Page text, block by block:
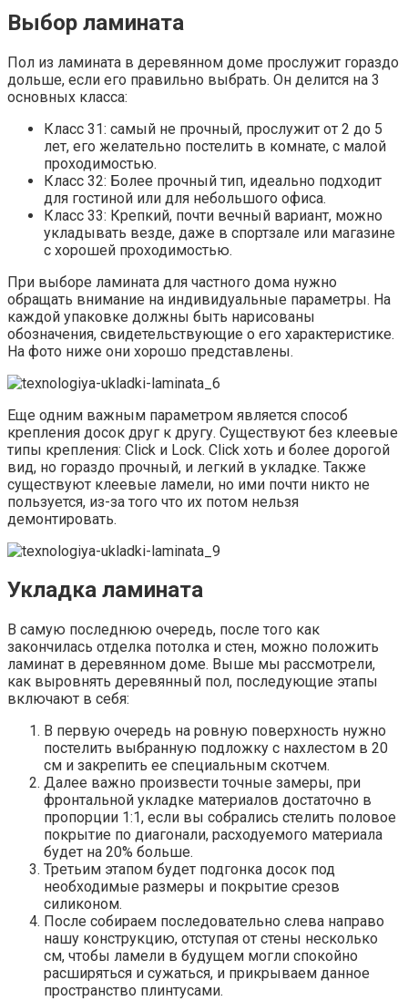
Выбор ламината
Пол из ламината в деревянном доме прослужит гораздо
дольше, если его правильно выбрать. Он делится на 3
основных класса:
Класс 31: самый не прочный, прослужит от 2 до 5
лет, его желательно постелить в комнате, с малой
проходимостью.
Класс 32: Более прочный тип, идеально подходит
для гостиной или для небольшого офиса.
Класс 33: Крепкий, почти вечный вариант, можно
укладывать везде, даже в спортзале или магазине
с хорошей проходимостью.
При выборе ламината для частного дома нужно
обращать внимание на индивидуальные параметры. На
каждой упаковке должны быть нарисованы
обозначения, свидетельствующие о его характеристике.
На фото ниже они хорошо представлены.
Еще одним важным параметром является способ
крепления досок друг к другу. Существуют без клеевые
типы крепления: Click и Lock. Click хоть и более дорогой
вид, но гораздо прочный, и легкий в укладке. Также
существуют клеевые ламели, но ими почти никто не
пользуется, из-за того что их потом нельзя
демонтировать.
Укладка ламината
В самую последнюю очередь, после того как
закончилась отделка потолка и стен, можно положить
ламинат в деревянном доме. Выше мы рассмотрели,
как выровнять деревянный пол, последующие этапы
включают в себя:
В первую очередь на ровную поверхность нужно
постелить выбранную подложку с нахлестом в 20
см и закрепить ее специальным скотчем.
Далее важно произвести точные замеры, при
фронтальной укладке материалов достаточно в
пропорции 1:1, если вы собрались стелить половое
покрытие по диагонали, расходуемого материала
будет на 20% больше.
Третьим этапом будет подгонка досок под
необходимые размеры и покрытие срезов
силиконом.
После собираем последовательно слева направо
нашу конструкцию, отступая от стены несколько
см, чтобы ламели в будущем могли спокойно
расширяться и сужаться, и прикрываем данное
пространство плинтусами.